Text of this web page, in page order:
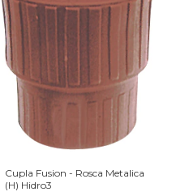
Cupla Fusion - Rosca Metalica
(H) Hidro3